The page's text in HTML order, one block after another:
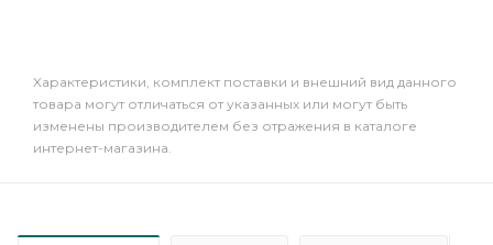
Xарактеристики, комплект поставки и внешний вид данного
товара могут отличаться от указанных или могут быть
изменены производителем без отражения в каталоге
интернет-магазина.